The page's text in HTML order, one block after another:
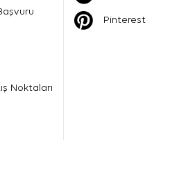
Noktaları
Pinterest